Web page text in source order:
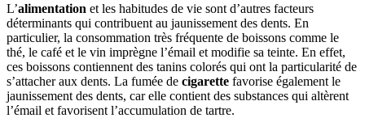
L’alimentation et les habitudes de vie sont d’autres facteurs
déterminants qui contribuent au jaunissement des dents. En
particulier, la consommation très fréquente de boissons comme le
thé, le café et le vin imprègne l’émail et modifie sa teinte. En effet,
ces boissons contiennent des tanins colorés qui ont la particularité de
s’attacher aux dents. La fumée de cigarette favorise également le
jaunissement des dents, car elle contient des substances qui altèrent
l’émail et favorisent l’accumulation de tartre.